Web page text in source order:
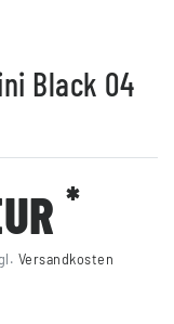
Black 04
*
Versandkosten